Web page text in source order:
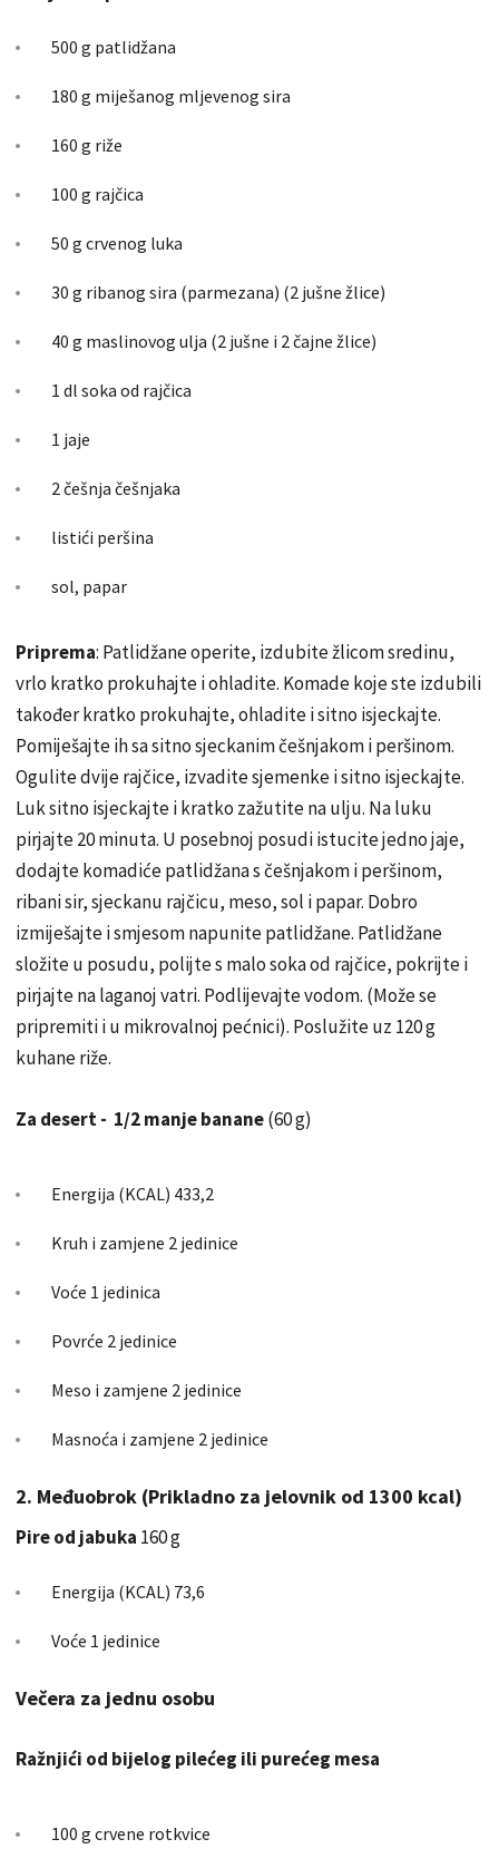
500 g patlidžana
180 g miješanog mljevenog sira
160 g riže
100 g rajčica
50 g crvenog luka
30 g ribanog sira (parmezana) (2 jušne žlice)
40 g maslinovog ulja (2 jušne i 2 čajne žlice)
1 dl soka od rajčica
1 jaje
2 češnja češnjaka
listići peršina
sol, papar
Priprema: Patlidžane operite, izdubite žlicom sredinu,
vrlo kratko prokuhajte i ohladite. Komade koje ste izdubili
također kratko prokuhajte, ohladite i sitno isjeckajte.
Pomiješajte ih sa sitno sjeckanim češnjakom i peršinom.
Ogulite dvije rajčice, izvadite sjemenke i sitno isjeckajte.
Luk sitno isjeckajte i kratko zažutite na ulju. Na luku
pirjajte 20 minuta. U posebnoj posudi istucite jedno jaje,
dodajte komadiće patlidžana s češnjakom i peršinom,
ribani sir, sjeckanu rajčicu, meso, sol i papar. Dobro
izmiješajte i smjesom napunite patlidžane. Patlidžane
složite u posudu, polijte s malo soka od rajčice, pokrijte i
pirjajte na laganoj vatri. Podlijevajtevodom. (Može se
pripremiti i u mikrovalnoj pećnici). Poslužite uz 120 g
kuhane riže.
Za desert - 1/2 manje banane(60 g)
Energija (KCAL) 433,2
Kruh i zamjene 2 jedinice
Voće 1 jedinica
Povrće 2 jedinice
Meso i zamjene 2 jedinice
Masnoća i zamjene 2 jedinice
2. Međuobrok (Prikladno za jelovnik od 1300 kcal)
Pire od jabuka 160 g
Energija (KCAL) 73,6
Voće 1 jedinice
Večera za jednu osobu
Ražnjići od bijelog pilećeg ili purećeg mesa
100 g crvene rotkvice